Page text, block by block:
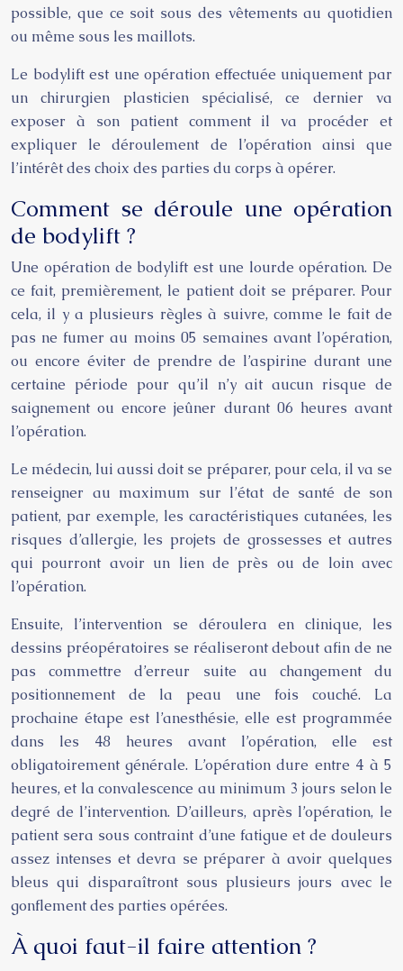
possible, que ce soit sous des vêtements au quotidien
ou même sous les maillots.
Le bodylift est une opération effectuée uniquement par
un chirurgien plasticien spécialisé, ce dernier va
exposer à son patient comment il va procéder et
expliquer le déroulement de l’opération ainsi que
l’intérêt des choix des parties du corps à opérer.
Comment se déroule une opération
de bodylift ?
Une opération de bodylift est une lourde opération. De
ce fait, premièrement, le patient doit se préparer. Pour
cela, il y a plusieurs règles à suivre, comme le fait de
pas ne fumer au moins 05 semaines avant l’opération,
ou encore éviter de prendre de l’aspirine durant une
certaine période pour qu’il n’y ait aucun risque de
saignement ou encore jeûner durant 06 heures avant
l’opération.
Le médecin, lui aussi doit se préparer, pour cela, il va se
renseigner au maximum sur l’état de santé de son
patient, par exemple, les caractéristiques cutanées, les
risques d’allergie, les projets de grossesses et autres
qui pourront avoir un lien de près ou de loin avec
l’opération.
Ensuite, l’intervention se déroulera en clinique, les
dessins préopératoires se réaliseront debout afin de ne
pas commettre d’erreur suite au changement du
positionnement de la peau une fois couché. La
prochaine étape est l’anesthésie, elle est programmée
dans les 48 heures avant l’opération, elle est
obligatoirement générale. L’opération dure entre 4 à 5
heures, et la convalescence au minimum 3 jours selon le
degré de l’intervention. D’ailleurs, après l’opération, le
patient sera sous contraint d’une fatigue et de douleurs
assez intenses et devra se préparer à avoir quelques
bleus qui disparaîtront sous plusieurs jours avec le
gonflement des parties opérées.
À quoi faut-il faire attention ?